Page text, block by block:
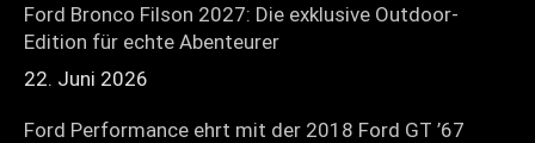
Ford Bronco Filson 2027: Die exklusive Outdoor-
Edition für echte Abenteurer
22. Juni 2026
Ford Performance ehrt mit der 2018 Ford GT ’67